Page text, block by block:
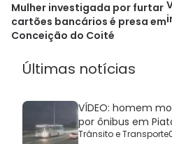
Mulher investigada por furtar
cartões bancários é presa em
Conceição do Coité
Últimas notícias
VÍDEO: homem
por ônibus em
Trânsito e Transporte